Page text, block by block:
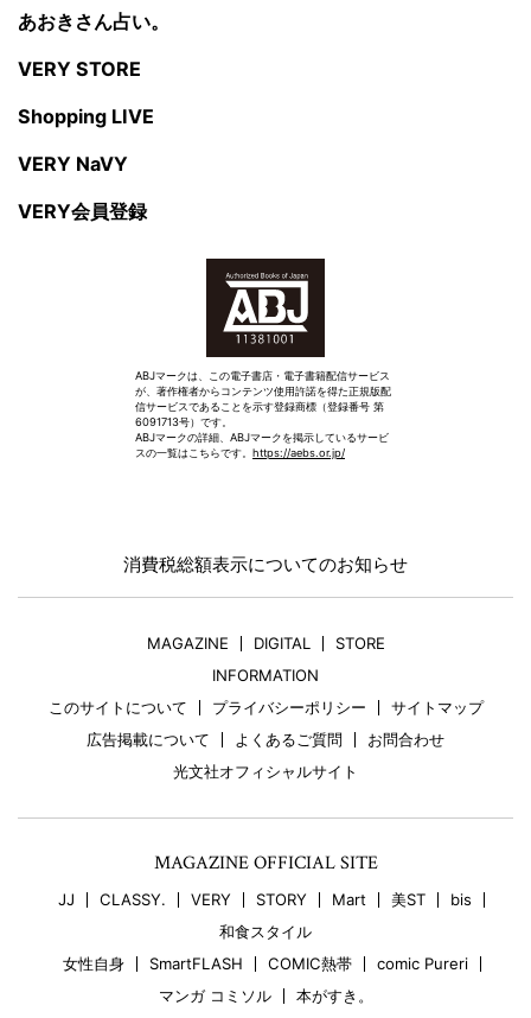
あおきさん占い。
VERY STORE
Shopping LIVE
VERY NaVY
VERY会員登録
ABJマークは、この電子書店・電子書籍配信サービス
が、著作権者からコンテンツ使用許諾を得た正規版配
信サービスであることを示す登録商標（登録番号 第
6091713号）です。
ABJマークの詳細、ABJマークを掲示しているサービ
スの一覧はこちらです。 https://aebs.or.jp/
消費税総額表示についてのお知らせ
MAGAZINE DIGITAL
STORE
INFORMATION
このサイトについて
プライバシーポリシー
サイトマップ
広告掲載について
よくあるご質問
お問合わせ
光文社オフィシャルサイト
MAGAZINE OFFICIAL SITE
JJ CLASSY. VERY STORY Mart 美ST
bis
和食スタイル
女性自身
SmartFLASH COMIC熱帯
comic Pureri
マンガ コミソル
本がすき。